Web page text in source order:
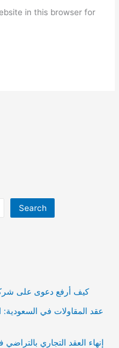
in this browser for
Search
كيف أرفع دعوى على شركة
عقد المقاولات في السعودية:
إنهاء العقد التجاري